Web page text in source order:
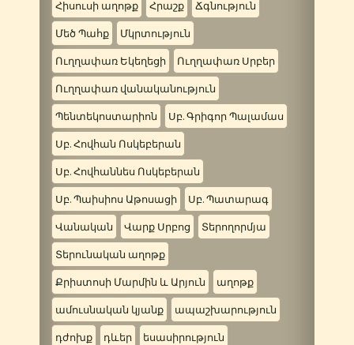
Հիսուսի աղոթք Հրաշք Ճգնություն
Մեծ Պահք Մկրտություն
Ուղղափառ Եկեղեցի Ուղղափառ Սրբեր
Ուղղափառ վանականություն
Պենտեկոստարիոն Սբ. Գրիգոր Պալամաս
Սբ. Հովհան Ոսկեբերան
Սբ. Հովհաննես Ոսկեբերան
Սբ. Պաիսիոս Աթոսացի Սբ. Պատարագ
Վանական Վարք Սրբոց Տերողորմյա
Տերունական աղոթք
Քրիստոսի Մարմին և Արյուն աղոթք
ամուսնական կյանք ապաշխարություն
դժոխք դևեր եսասիրություն